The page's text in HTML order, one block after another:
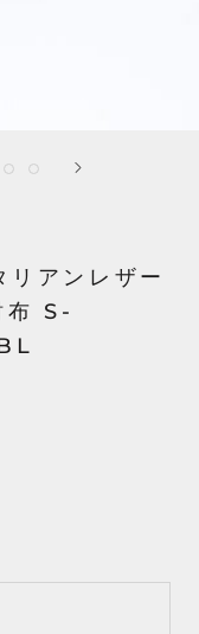
アンレザー
布 S-